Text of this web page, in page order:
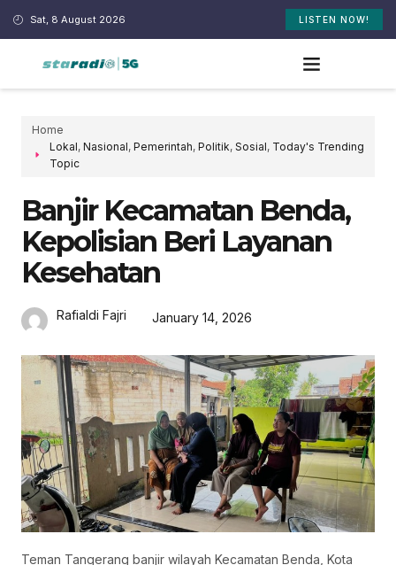
Sat, 8 August 2026 LISTEN NOW!
Home
Lokal, Nasional, Pemerintah, Politik, Sosial, Today's Trending
Topic
Banjir Kecamatan Benda,
Kepolisian Beri Layanan
Kesehatan
Rafialdi Fajri January 14, 2026
Teman Tangerang banjir wilayah Kecamatan Benda, Kota